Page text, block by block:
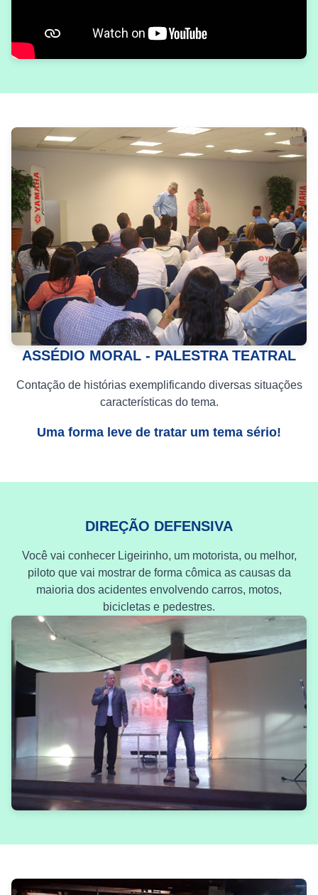
ASSÉDIO MORAL - PALESTRA TEATRAL
Contação de histórias exemplificando diversas situações
características do tema.
Uma forma leve de tratar um tema sério!
DIREÇÃO DEFENSIVA
Você vai conhecer Ligeirinho, um motorista, ou melhor,
piloto que vai mostrar de forma cômica as causas da
maioria dos acidentes envolvendo carros, motos,
bicicletas e pedestres.